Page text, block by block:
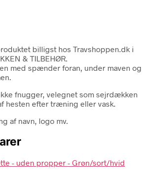
billigst hos Travshoppen.dk i
& TILBEHØR.
med spænder foran, under maven og
fnugger, velegnet som sejrdækken
hesten efter træning eller vask.
af navn, logo mv.